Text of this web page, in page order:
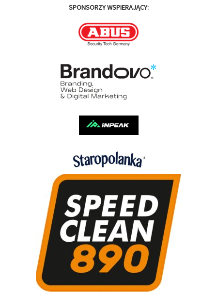
SPONSORZY WSPIERAJĄCY: